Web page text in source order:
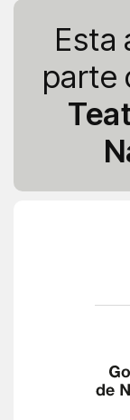
Esta
parte